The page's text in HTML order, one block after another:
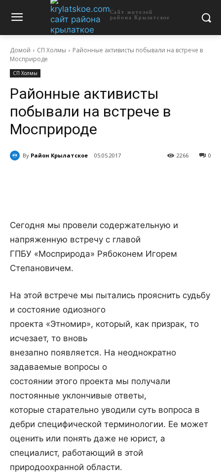
Сайт жителей
района Крылатское
Домой СП Холмы
Районные активисты побывали на встрече в
Мосприроде
СП Холмы
Районные активисты
побывали на встрече в
Мосприроде
By Район Крылатское 05.05.2017 0
2266
Сегодня мы провели содержательную и
напряженную встречу с главой
ГПБУ «Мосприрода» Рябоконем Игорем
Степановичем.
На этой встрече мы пытались прояснить судьбу
и состояние одиозного
проекта «Этномир», который, как призрак, то
исчезает, то вновь
внезапно появляется. На неоднократно
задаваемые вопросы о
состоянии этого проекта мы получали
постоянные уклончивые ответы,
которые старательно уводили суть вопроса в
дебри специфической терминологии. Ее может
оценить или понять даже не юрист, а
специалист, работающий в этой
природоохранной области.